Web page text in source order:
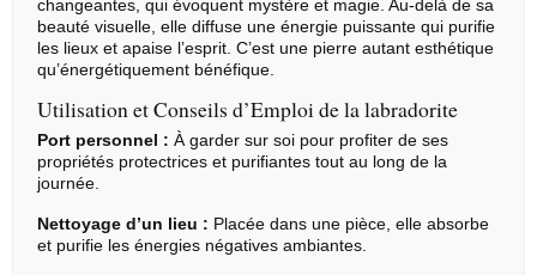
changeantes, qui évoquent mystère et magie. Au-delà de sa
beauté visuelle, elle diffuse une énergie puissante qui purifie
les lieux et apaise l’esprit. C’est une pierre autant esthétique
qu’énergétiquement bénéfique.
Utilisation et Conseils d’Emploi de la labradorite
Port personnel : À garder sur soi pour profiter de ses
propriétés protectrices et purifiantes tout au long de la
journée.
Nettoyage d’un lieu : Placée dans une pièce, elle absorbe
et purifie les énergies négatives ambiantes.